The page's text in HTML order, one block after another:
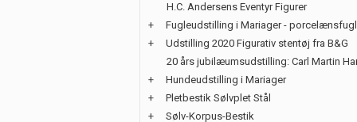
H.C. Andersens Eventyr Figurer
+
Fugleudstilling i Mariager -
+
Udstilling 2020 Figurativ stentøj fra B&G
20 års jubilæumsudstilling: Carl Martin
+
Hundeudstilling i Mariager
+
Pletbestik Sølvplet Stål
+
Sølv-Korpus-Bestik